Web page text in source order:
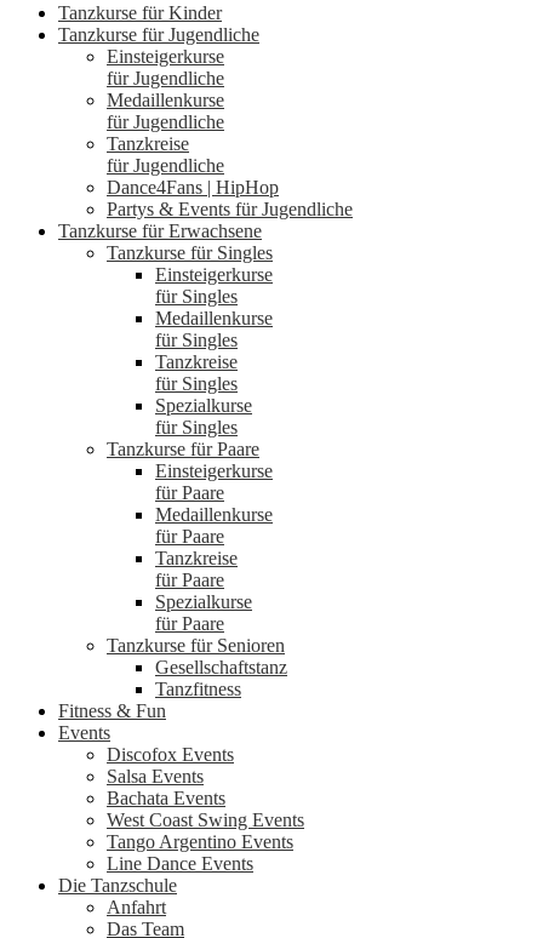
Tanzkurse für Kinder
Tanzkurse für Jugendliche
Einsteigerkurse
für Jugendliche
Medaillenkurse
für Jugendliche
Tanzkreise
für Jugendliche
Dance4Fans | HipHop
Partys & Events für Jugendliche
Tanzkurse für Erwachsene
Tanzkurse für Singles
Einsteigerkurse
für Singles
Medaillenkurse
für Singles
Tanzkreise
für Singles
Spezialkurse
für Singles
Tanzkurse für Paare
Einsteigerkurse
für Paare
Medaillenkurse
für Paare
Tanzkreise
für Paare
Spezialkurse
für Paare
Tanzkurse für Senioren
Gesellschaftstanz
Tanzfitness
Fitness & Fun
Events
Discofox Events
Salsa Events
Bachata Events
West Coast Swing Events
Tango Argentino Events
Line Dance Events
Die Tanzschule
Anfahrt
Das Team